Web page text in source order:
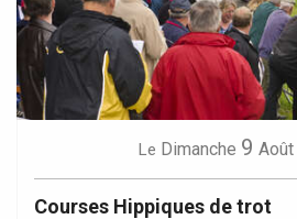
Le Dimanche 9 Août
Courses Hippiques de trot